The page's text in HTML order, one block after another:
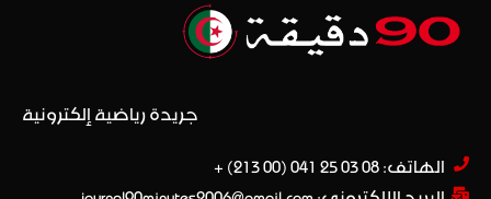
جريدة رياضية إلكترونية
الهاتف: 08 03 25 041 (00 213) +​